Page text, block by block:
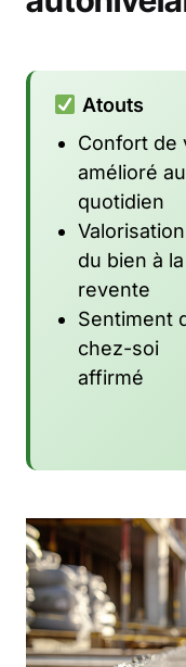
Atouts
Confort de
amélioré au
quotidien
Valorisation
du bien à la
revente
Sentiment
chez-soi
affirmé